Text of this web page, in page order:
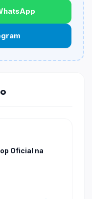
itens participantes
especificos podem
Oficial na